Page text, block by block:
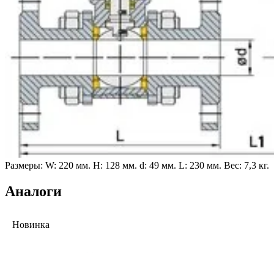
Размеры: W: 220 мм. H: 128 мм. d: 49 мм. L: 230 мм. Вес: 7,3 кг.
Аналоги
Новинка